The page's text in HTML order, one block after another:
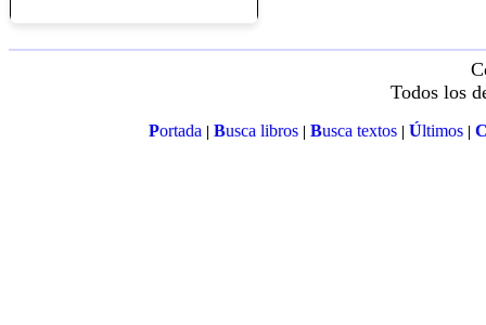
Todos los
Portada| Busca libros| Busca textos| Últimos|